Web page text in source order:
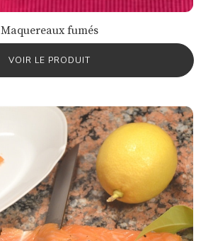
Maquereaux fumés
VOIR LE PRODUIT